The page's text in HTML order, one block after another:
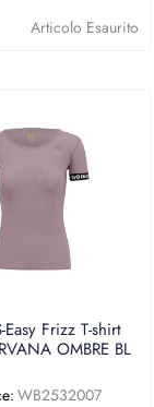
Articolo Esaurito
Easy Frizz T-shirt
OMBRE BL
WB2532007